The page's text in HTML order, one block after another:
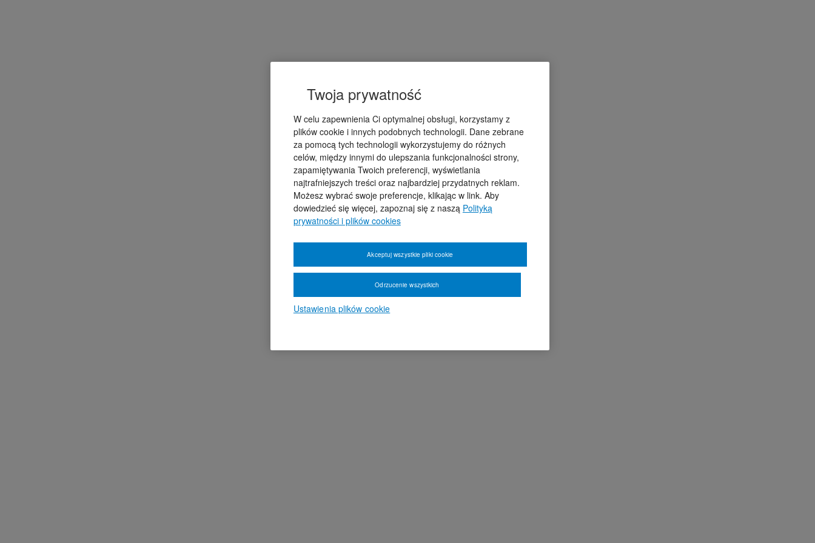
Twoja prywatność
W celu zapewnienia Ci optymalnej obsługi, korzystamy z
plików cookie i innych podobnych technologii. Dane zebrane
za pomocą tych technologii wykorzystujemy do różnych
celów, między innymi do ulepszania funkcjonalności strony,
zapamiętywania Twoich preferencji, wyświetlania
najtrafniejszych treści oraz najbardziej przydatnych reklam.
Możesz wybrać swoje preferencje, klikając w link. Aby
dowiedzieć się więcej, zapoznaj się z naszą Polityką
prywatności i plików cookies
Ustawienia plików cookie
Odrzucenie wszystkich
Akceptuj wszystkie pliki cookie